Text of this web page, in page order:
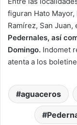
figuran Hato
Ramírez, San Juan,
Pedernales, así
Domingo. Indomet
atenta a los
aguaceros